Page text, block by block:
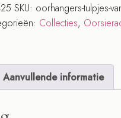
SKU: oorhangers-tulpjes-
Collecties,
Aanvullende informatie